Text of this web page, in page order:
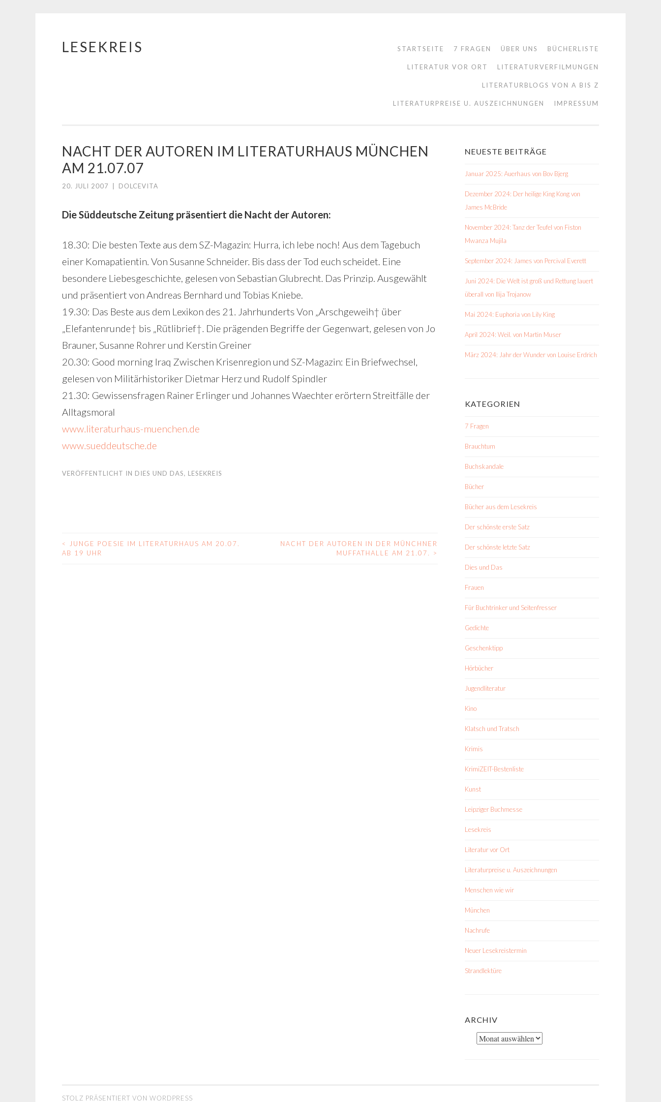
Springe
LESEKREIS STARTSEITE 7 FRAGEN ÜBER UNS BÜCHERLISTE
LITERATUR VOR ORT LITERATURVERFILMUNGEN
LITERATURBLOGS VON A BIS Z
LITERATURPREISE U. AUSZEICHNUNGEN IMPRESSUM
NACHT DER AUTOREN IM LITERATURHAUS MÜNCHEN
AM 21.07.07
20. JULI 2007 DOLCEVITA
Die Süddeutsche Zeitung präsentiert die Nacht der Autoren:
18.30: Die besten Texte aus dem SZ-Magazin: Hurra, ich lebe noch! Aus dem Tagebuch
einer Komapatientin. Von Susanne Schneider. Bis dass der Tod euch scheidet. Eine
besondere Liebesgeschichte, gelesen von Sebastian Glubrecht. Das Prinzip. Ausgewählt
und präsentiert von Andreas Bernhard und Tobias Kniebe.
19.30: Das Beste aus dem Lexikon des 21. Jahrhunderts Von „Arschgeweih† über
„Elefantenrunde† bis „Rütlibrief†. Die prägenden Begriffe der Gegenwart, gelesen von Jo
Brauner, Susanne Rohrer und Kerstin Greiner
20.30: Good morning Iraq Zwischen Krisenregion und SZ-Magazin: Ein Briefwechsel,
gelesen von Militärhistoriker Dietmar Herz und Rudolf Spindler
21.30: Gewissensfragen Rainer Erlinger und Johannes Waechter erörtern Streitfälle der
Alltagsmoral
www.literaturhaus-muenchen.de
www.sueddeutsche.de
VERÖFFENTLICHT IN DIES UND DAS, LESEKREIS
BEITRAGS-
<
JUNGE POESIE IM LITERATURHAUS AM 20.07.
AB 19 UHR
NACHT DER AUTOREN IN DER MÜNCHNER
MUFFATHALLE AM 21.07. >
NEUESTE BEITRÄGE
Januar 2025: Auerhaus von Bov Bjerg
Dezember 2024: Der heilige King Kong von
James McBride
November 2024: Tanz der Teufel von Fiston
Mwanza Mujila
September 2024: James von Percival Everett
Juni 2024: Die Welt ist groß und Rettung lauert
überall von Ilija Trojanow
Mai 2024: Euphoria von Lily King
April 2024: Weil. von Martin Muser
März 2024: Jahr der Wunder von Louise Erdrich
KATEGORIEN
7 Fragen
Brauchtum
Buchskandale
Bücher
Bücher aus dem Lesekreis
Der schönste erste Satz
Der schönste letzte Satz
Dies und Das
Frauen
Für Buchtrinker und Seitenfresser
Gedichte
Geschenktipp
Hörbücher
Jugendliteratur
Kino
Klatsch und Tratsch
Krimis
KrimiZEIT-Bestenliste
Kunst
Leipziger Buchmesse
Lesekreis
Literatur vor Ort
Literaturpreise u. Auszeichnungen
Menschen wie wir
München
Nachrufe
Neuer Lesekreistermin
Strandlektüre
ARCHIV
Archiv
STOLZ PRÄSENTIERT VON WORDPRESS